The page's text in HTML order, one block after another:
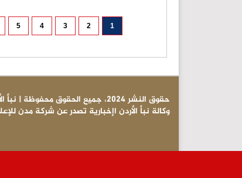
1
2
3
4
5
© حقوق النشر 2024، جميع الحقوق محفوظة | نبأ الأردن
وكالة نبأ الأردن اإخبارية تصدر عن شركة مدن